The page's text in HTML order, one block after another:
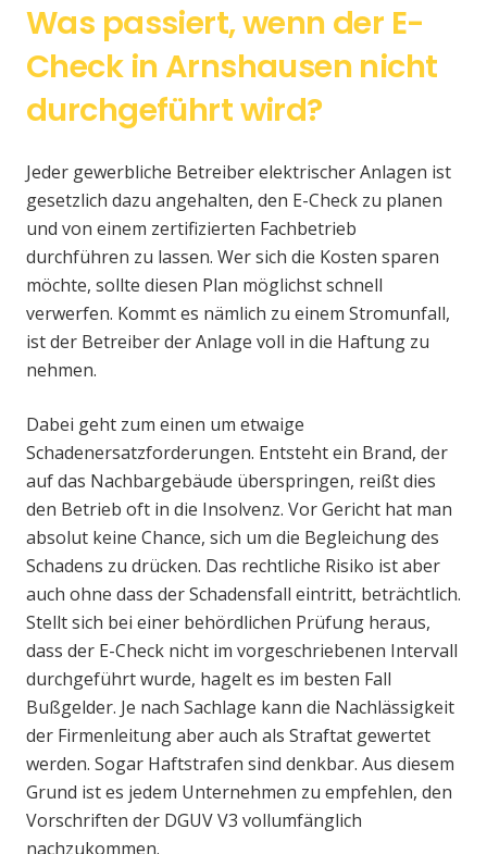
Was passiert, wenn der E-
Check in Arnshausen nicht
durchgeführt wird?
Jeder gewerbliche Betreiber elektrischer Anlagen ist
gesetzlich dazu angehalten, den E-Check zu planen
und von einem zertifizierten Fachbetrieb
durchführen zu lassen. Wer sich die Kosten sparen
möchte, sollte diesen Plan möglichst schnell
verwerfen. Kommt es nämlich zu einem Stromunfall,
ist der Betreiber der Anlage voll in die Haftung zu
nehmen.
Dabei geht zum einen um etwaige
Schadenersatzforderungen. Entsteht ein Brand, der
auf das Nachbargebäude überspringen, reißt dies
den Betrieb oft in die Insolvenz. Vor Gericht hat man
absolut keine Chance, sich um die Begleichung des
Schadens zu drücken. Das rechtliche Risiko ist aber
auch ohne dass der Schadensfall eintritt, beträchtlich.
Stellt sich bei einer behördlichen Prüfung heraus,
dass der E-Check nicht im vorgeschriebenen Intervall
durchgeführt wurde, hagelt es im besten Fall
Bußgelder. Je nach Sachlage kann die Nachlässigkeit
der Firmenleitung aber auch als Straftat gewertet
werden. Sogar Haftstrafen sind denkbar. Aus diesem
Grund ist es jedem Unternehmen zu empfehlen, den
Vorschriften der DGUV V3 vollumfänglich
nachzukommen.